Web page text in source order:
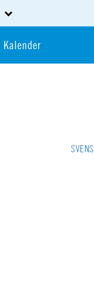
Kalender